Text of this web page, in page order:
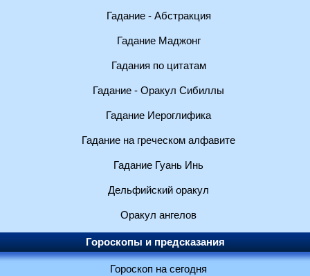
Гадание - Абстракция
Гадание Маджонг
Гадания по цитатам
Гадание - Оракул Сибиллы
Гадание Иероглифика
Гадание на греческом алфавите
Гадание Гуань Инь
Дельфийский оракул
Оракул ангелов
Гороскопы и предсказания
Гороскоп на сегодня